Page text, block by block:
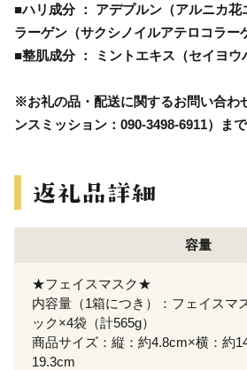
■ハリ成分 ： アデプルン（アルニカ
ラーゲン（サクシノイルアテロコラー
■整肌成分 ： ミントエキス（セイヨウ
※お礼の品・配送に関するお問い合わ
ンスミッション：090-3498-6911）ま
容量
★フェイスマスク★
内容量（1箱につき）：フェイスマ
ック×4袋（計565g）
商品サイズ：縦：約4.8cm×横：約
19.3cm